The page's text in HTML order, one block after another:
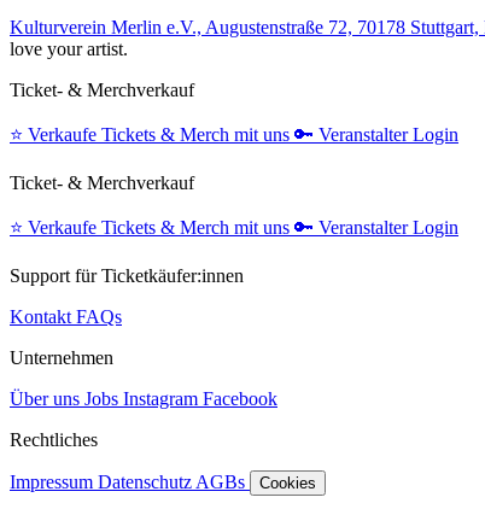
Kulturverein Merlin e.V., Augustenstraße 72, 70178 Stuttgart,
love your artist.
Ticket- & Merchverkauf
⭐️ Verkaufe Tickets & Merch mit uns 🔑 Veranstalter Login
Ticket- & Merchverkauf
⭐️ Verkaufe Tickets & Merch mit uns 🔑 Veranstalter Login
Support für Ticketkäufer:innen
Kontakt FAQs
Unternehmen
Über uns Jobs Instagram Facebook
Rechtliches
Impressum Datenschutz AGBs Cookies